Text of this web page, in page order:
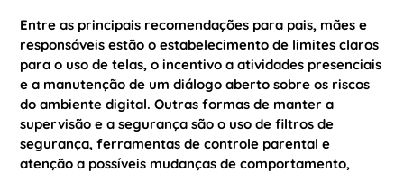
Entre as principais recomendações para pais, mães e
responsáveis estão o estabelecimento de limites claros
para o uso de telas, o incentivo a atividades presenciais
e a manutenção de um diálogo aberto sobre os riscos
do ambiente digital. Outras formas de manter a
supervisão e a segurança são o uso de filtros de
segurança, ferramentas de controle parental e
atenção a possíveis mudanças de comportamento,